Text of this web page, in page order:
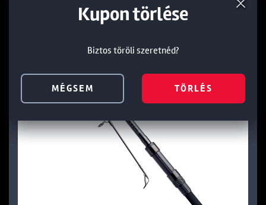
KOSÁRBA
Termék törlése a kosárból
Biztos töröli szeretnéd?
MÉGSEM TÖRLÉS
Kedvezmény törlése
Biztos töröli szeretnéd?
MÉGSEM TÖRLÉS
Kupon törlése
Biztos töröli szeretnéd?
MÉGSEM TÖRLÉS